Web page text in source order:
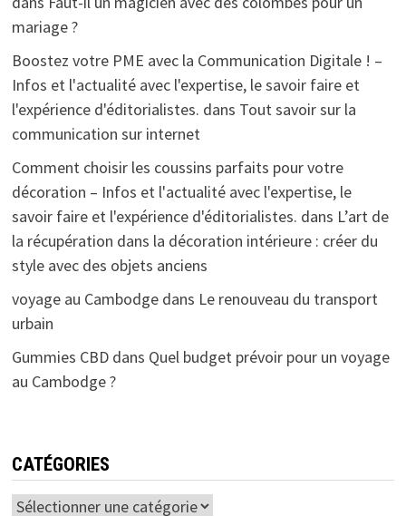
mariage ?
Boostez votre PME avec la Communication Digitale ! –
Infos et l'actualité avec l'expertise, le savoir faire et
l'expérience d'éditorialistes. dans Tout savoir sur la
communication sur internet
Comment choisir les coussins parfaits pour votre
décoration – Infos et l'actualité avec l'expertise, le
savoir faire et l'expérience d'éditorialistes. dans L’art de
la récupération dans la décoration intérieure : créer du
style avec des objets anciens
voyage au Cambodgedans Le renouveau du transport
urbain
Gummies CBDdans Quel budget prévoir pour un voyage
au Cambodge ?
CATÉGORIES
Catégories